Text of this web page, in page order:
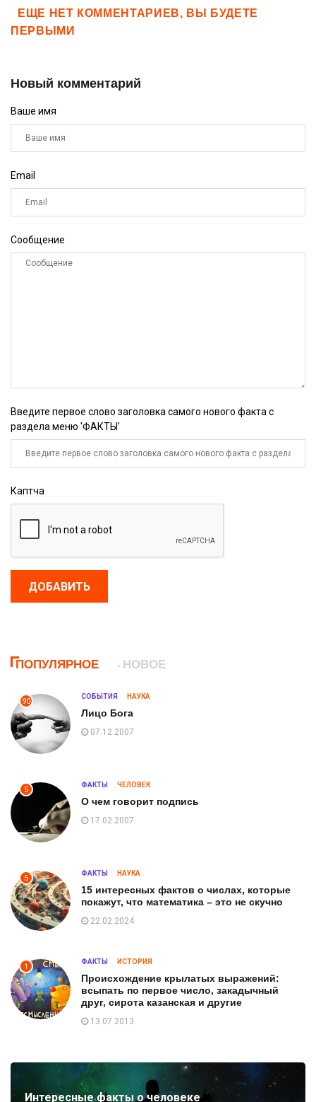
ЕЩЕ НЕТ КОММЕНТАРИЕВ, ВЫ БУДЕТЕ
ПЕРВЫМИ
Новый комментарий
Ваше имя
Email
Сообщение
Введите первое слово заголовка самого нового факта с
раздела меню 'ФАКТЫ'
Каптча
ДОБАВИТЬ
ПОПУЛЯРНОЕ НОВОЕ
90
СОБЫТИЯ НАУКА
Лицо Бога
07.12.2007
5
ФАКТЫ ЧЕЛОВЕК
О чем говорит подпись
17.02.2007
5
ФАКТЫ НАУКА
15 интересных фактов о числах, которые
покажут, что математика – это не скучно
22.02.2024
1
ФАКТЫ ИСТОРИЯ
Происхождение крылатых выражений:
всыпать по первое число, закадычный
друг, сирота казанская и другие
13.07.2013
Интересные факты о человеке